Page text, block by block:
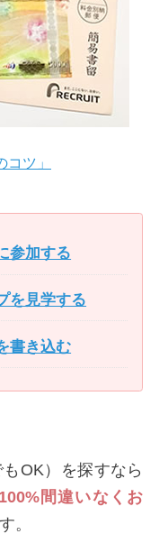
ツ」
参加する
を見学する
書き込む
OK）を探すなら
100%間違いなくお
。